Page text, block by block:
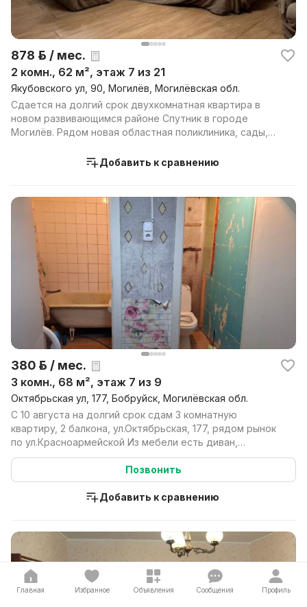
878 р. / мес.
2 комн., 62 м², этаж 7 из 21
Якубовского ул, 90, Могилёв, Могилёвская обл.
Сдается на долгий срок двухкомнатная квартира в
новом развивающимся районе Спутник в городе
Могилёв. Рядом новая областная поликлиника, сады,
Добавить к сравнению
380 р. / мес.
3 комн., 68 м², этаж 7 из 9
Октябрьская ул, 177, Бобруйск, Могилёвская обл.
С 10 августа на долгий срок сдам 3 комнатную
квартиру, 2 балкона, ул.Октябрьская, 177, рядом рынок
по ул.Красноармейской Из мебели есть диван,
холодил...
Позвонить
Добавить к сравнению
Главная Избранное Объявления Сообщения Профиль